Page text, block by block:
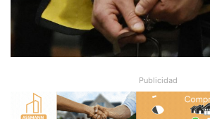
Publicidad